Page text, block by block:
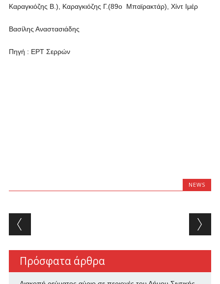
Καραγκιόζης Β.), Καραγκιόζης Γ.(89ο Μπαϊρακτάρ), Χίντ Ιμέρ
Βασίλης Αναστασιάδης
Πηγή : ΕΡΤ Σερρών
NEWS
Post navigation
Πρόσφατα άρθρα